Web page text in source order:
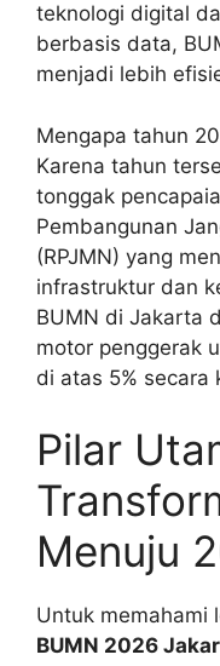
teknologi digital
berbasis data,
menjadi lebih
Mengapa tahun
Karena tahun
tonggak
Pembangunan
(RPJMN) yang
infrastruktur dan
BUMN di Jakarta
motor penggerak
di atas 5% secara
Pilar
Menuju
Untuk memahami
BUMN 2026